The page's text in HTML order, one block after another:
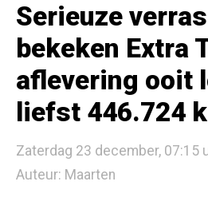
Serieuze
bekeken Extra
aflevering ooit
liefst 446.724
Zaterdag 23 december, 07:15
Auteur: Maarten